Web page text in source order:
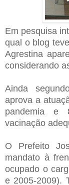
Em pesquisa
qual o blog
Agrestina
considerando
Ainda
aprova a
pandemia e
vacinação
O Prefeito
mandato à
ocupado o
e 2005-2009).